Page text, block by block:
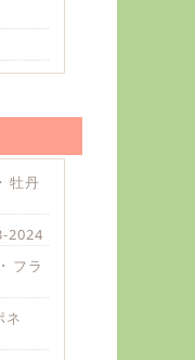
牡丹
2024
フラ
ネ